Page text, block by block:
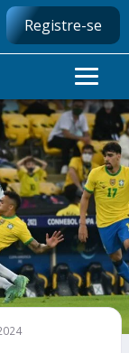
Registre-se